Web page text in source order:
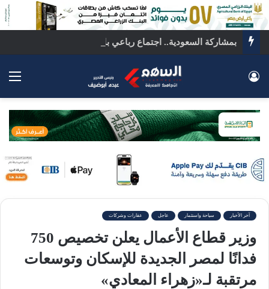
آخر الأخبار سياحة واستثمار عاجل عقارات وشركات
وزير قطاع الأعمال يعلن تخصيص 750
فدانًا لمصر الجديدة للإسكان وتوسعات
مرتقبة لـ«زهراء المعادي»